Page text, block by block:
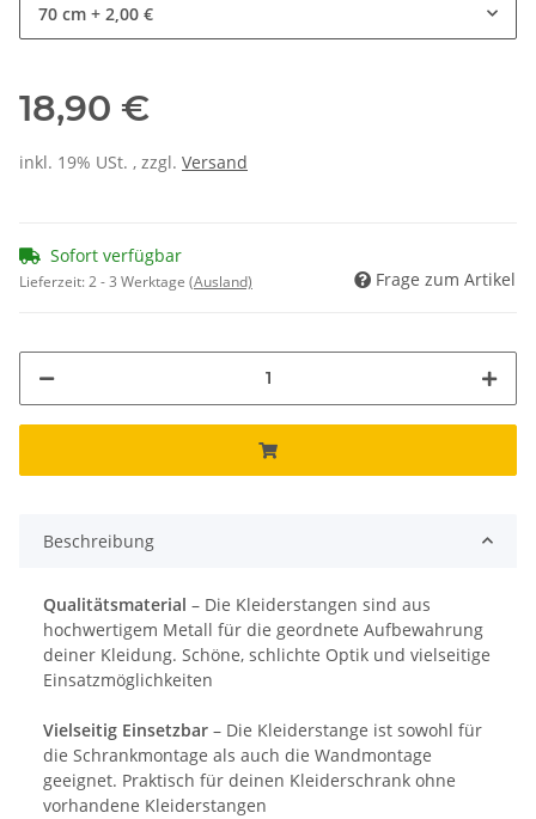
70 cm + 2,00 €
18,90 €
inkl. 19% USt. , zzgl. Versand
Sofort verfügbar
Lieferzeit:2 - 3 Werktage (Ausland) Frage zum Artikel
Beschreibung
Qualitätsmaterial – Die Kleiderstangen sind aus
hochwertigem Metall für die geordnete Aufbewahrung
deiner Kleidung. Schöne, schlichte Optik und vielseitige
Einsatzmöglichkeiten
Vielseitig Einsetzbar – Die Kleiderstange ist sowohl für
die Schrankmontage als auch die Wandmontage
geeignet. Praktisch für deinen Kleiderschrank ohne
vorhandene Kleiderstangen